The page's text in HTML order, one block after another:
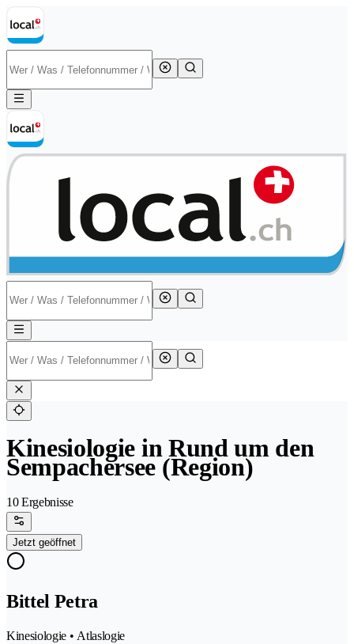
Kinesiologie in Rund um den
Sempachersee (Region)
10 Ergebnisse
Jetzt geöffnet
Bittel Petra
Kinesiologie • Atlaslogie